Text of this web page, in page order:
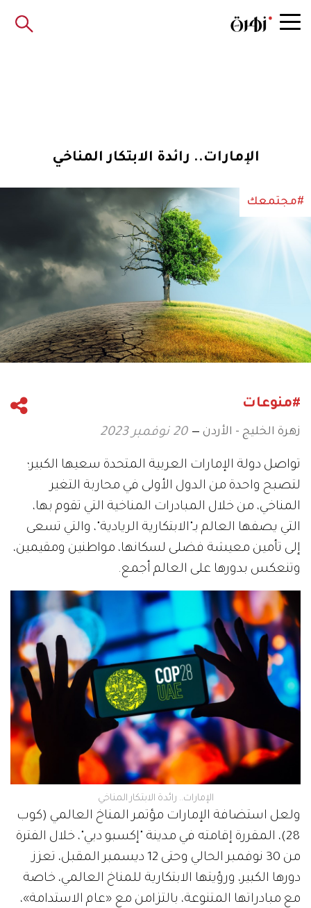
الإمارات.. رائدة الابتكار المناخي
#مجتمعك
#منوعات
زهرة الخليج - الأردن 20 نوفمبر 2023
تواصل دولة الإمارات العربية المتحدة سعيها الكبير؛
لتصبح واحدة من الدول الأولى في محاربة التغير
المناخي، من خلال المبادرات المناخية التي تقوم بها،
التي يصفها العالم بـ"الابتكارية الريادية"، والتي تسعى
إلى تأمين معيشة فضلى لسكانها، مواطنين ومقيمين،
وتنعكس بدورها على العالم أجمع.
الإمارات.. رائدة الابتكار المناخي
ولعل استضافة الإمارات مؤتمر المناخ العالمي (كوب
28)، المقررة إقامته في مدينة "إكسبو دبي"، خلال الفترة
من 30 نوفمبر الحالي وحتى 12 ديسمبر المقبل، تعزز
دورها الكبير، ورؤيتها الابتكارية للمناخ العالمي، خاصة
مع مبادراتها المتنوعة، بالتزامن مع «عام الاستدامة»،